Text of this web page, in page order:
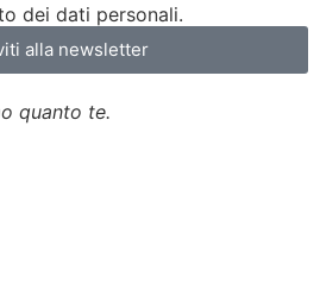
dei dati personali.
alla newsletter
quanto te.